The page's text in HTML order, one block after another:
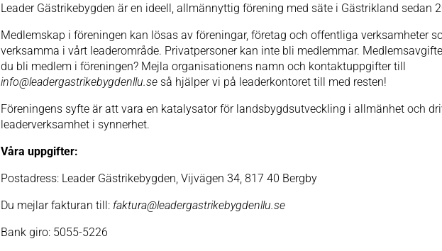
Leader Gästrikebygden är en ideell, allmännyttig förening med säte i Gästrikland sedan
Medlemskap i föreningen kan lösas av föreningar, företag och offentliga verksamheter
verksamma i vårt leaderområde. Privatpersoner kan inte bli medlemmar.
du bli medlem i föreningen? Mejla organisationens namn och kontaktuppgifter till
info@leadergastrikebygdenllu.se så hjälper vi på leaderkontoret till med resten!
Föreningens syfte är att vara en katalysator för landsbygdsutveckling i allmänhet och
leaderverksamhet i synnerhet.
Våra uppgifter:
Postadress: Leader Gästrikebygden, Vijvägen 34, 817 40 Bergby
Du mejlar fakturan till: faktura@leadergastrikebygdenllu.se
Bank giro: 5055-5226